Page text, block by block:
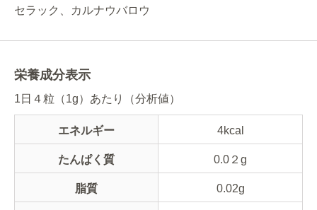
セラック、カルナウバロウ
栄養成分表示
1日４粒（1g）あたり（分析値）
エネルギー 4kcal
たんぱく質 0.0２g
脂質 0.02g